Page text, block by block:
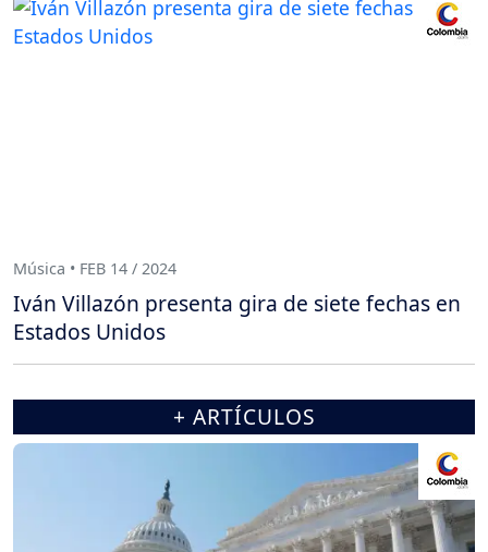
Música • FEB 14 / 2024
Iván Villazón presenta gira de siete fechas en
Estados Unidos
+ ARTÍCULOS